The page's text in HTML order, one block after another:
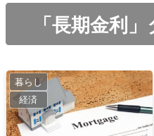
「長期金利
暮らし
経済